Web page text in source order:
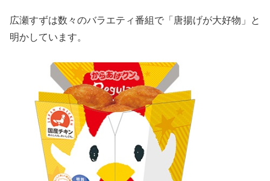
広瀬すずは数々のバラエティ番組で「唐揚げが大好物」と
明かしています。